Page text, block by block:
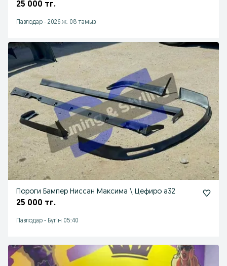
25 000 тг.
Павлодар - 2026 ж. 08 тамыз
Пороги Бампер Ниссан Максима \ Цефиро а32
25 000 тг.
Павлодар - Бүгін 05:40